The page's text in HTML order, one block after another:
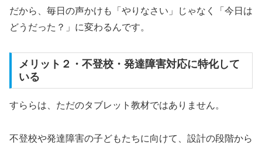
だから、毎日の声かけも「やりなさい」じゃなく「今日は
どうだった？」に変わるんです。
メリット２・不登校・発達障害対応に特化して
いる
すららは、ただのタブレット教材ではありません。
不登校や発達障害の子どもたちに向けて、設計の段階から